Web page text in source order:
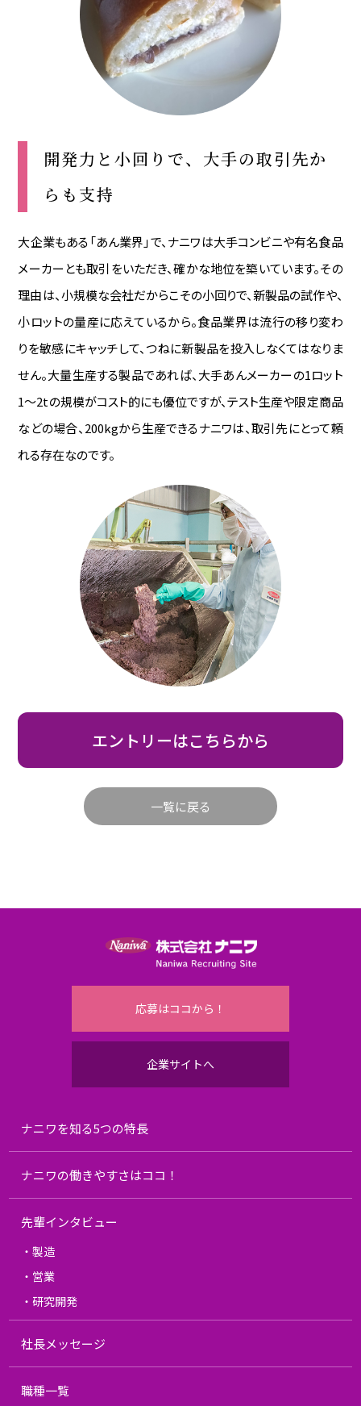
開発力と小回りで、大手の取引先か
らも支持
大企業もある「あん業界」で、ナニワは大手コンビニや有名食品
メーカーとも取引をいただき、確かな地位を築いています。その
理由は、小規模な会社だからこその小回りで、新製品の試作や、
小ロットの量産に応えているから。食品業界は流行の移り変わ
りを敏感にキャッチして、つねに新製品を投入しなくてはなりま
せん。大量生産する製品であれば、大手あんメーカーの1ロット
1～2tの規模がコスト的にも優位ですが、テスト生産や限定商品
などの場合、200kgから生産できるナニワは、取引先にとって頼
れる存在なのです。
エントリーはこちらから
一覧に戻る
応募はココから！
企業サイトへ
ナニワを知る5つの特長
ナニワの働きやすさはココ！
先輩インタビュー
・製造
・営業
・研究開発
社長メッセージ
職種一覧